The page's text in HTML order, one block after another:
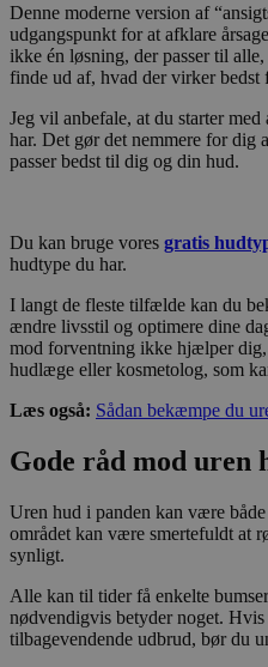
Denne moderne version af
udgangspunkt for at afklare
ikke én løsning, der passer til
finde ud af, hvad der virker bedst
Jeg vil anbefale, at du starter
har. Det gør det nemmere for dig
passer bedst til dig og din hud.
Du kan bruge vores gratis
hudtype du har.
I langt de fleste tilfælde kan du
ændre livsstil og optimere dine
mod forventning ikke hjælper
hudlæge eller kosmetolog, som
Læs også: Sådan bekæmpe du
Gode råd mod uren
Uren hud i panden kan være
området kan være smertefuldt at
synligt.
Alle kan til tider få enkelte
nødvendigvis betyder noget.
tilbagevendende udbrud, bør du